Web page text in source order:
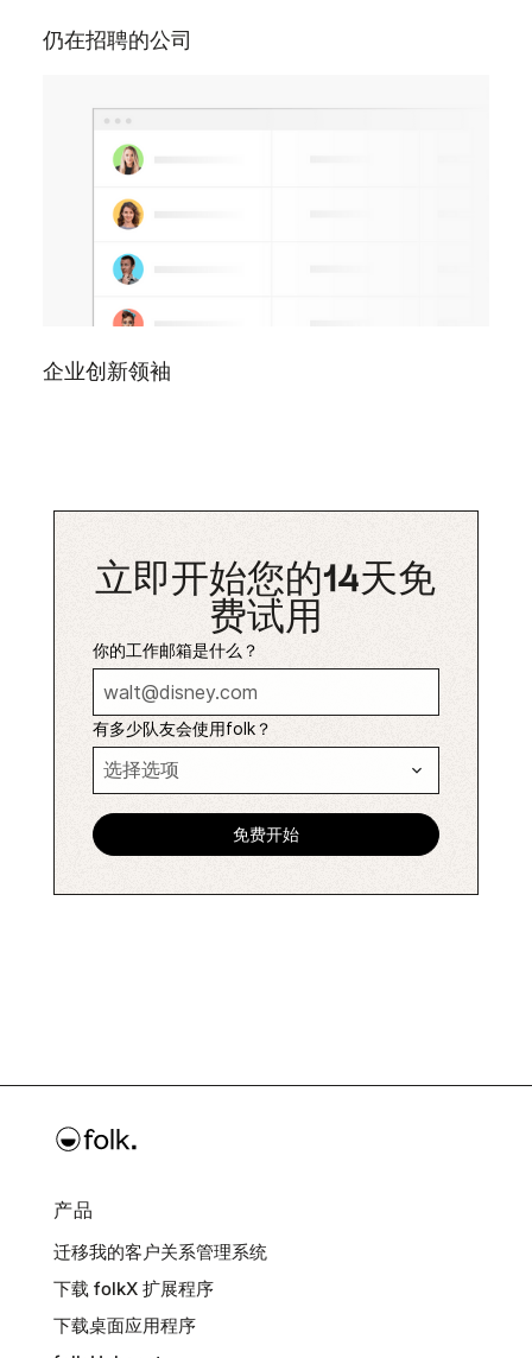
仍在招聘的公司
企业创新领袖
立即开始您的14天免
费试用
你的工作邮箱是什么？
有多少队友会使用folk？
产品
迁移我的客户关系管理系统
下载 folkX 扩展程序
下载桌面应用程序